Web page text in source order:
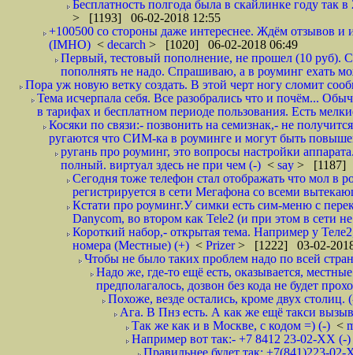
Бесплатность полгода была в скайлинке году
> [1193] 06-02-2018 12:55
+100500 со стороны даже интереснее. Ждём отзывов и
(IMHO) < decarch > [1020] 06-02-2018 06:49
Первый, тестовый пополнение, не прошел (10 руб).
пополнять не надо. Спрашиваю, а в роуминг ехать
Пора уж новую ветку создать. В этой черт ногу сломит
Тема исчерпала себя. Все разобрались что и почём...
в тарифах и бесплатном периоде пользования. Есть
Косяки по связи:- позвонить на семизнак,- не
ругаются что СИМ-ка в роуминге и могут быть
ругань про роуминг, это вопросы настройки
полный. виртуал здесь не при чем (-) < say > [1187]
Сегодня тоже телефон стал отображать что мол в
регистрируется в сети Мегафона со всеми
Кстати про роуминг.У симки есть сим-меню с
Danycom, во втором как Tele2 (и при этом в сети
Короткий набор,- открытая тема. Например у
номера (Местные) (+) < Prizer> [1222] 03-02-
Чтобы не было таких проблем надо по всей
Надо же, где-то ещё есть, оказывается,
предполагалось, дозвон без кода не будет
Похоже, везде остались, кроме двух
Ага. В Пнз есть. А как же ещё такси
Так же как и в Москве, с кодом =) (-) <
Например вот так:- +7 8412 23-02-ХХ (-
Правильнее будет так: +7(841)223-